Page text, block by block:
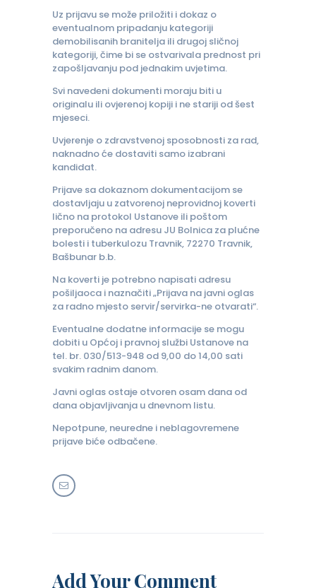
Uz prijavu se može priložiti i dokaz o
eventualnom pripadanju kategoriji
demobilisanih branitelja ili drugoj sličnoj
kategoriji, čime bi se ostvarivala prednost pri
zapošljavanju pod jednakim uvjetima.
Svi navedeni dokumenti moraju biti u
originalu ili ovjerenoj kopiji i ne stariji od šest
mjeseci.
Uvjerenje o zdravstvenoj sposobnosti za rad,
naknadno će dostaviti samo izabrani
kandidat.
Prijave sa dokaznom dokumentacijom se
dostavljaju u zatvorenoj neprovidnoj koverti
lično na protokol Ustanove ili poštom
preporučeno na adresu JU Bolnica za plućne
bolesti i tuberkulozu Travnik, 72270 Travnik,
Bašbunar b.b.
Na koverti je potrebno napisati adresu
pošiljaoca i naznačiti „Prijava na javni oglas
za radno mjesto servir/servirka-ne otvarati“.
Eventualne dodatne informacije se mogu
dobiti u Općoj i pravnoj službi Ustanove na
tel. br. 030/513-948 od 9,00 do 14,00 sati
svakim radnim danom.
Javni oglas ostaje otvoren osam dana od
dana objavljivanja u dnevnom listu.
Nepotpune, neuredne i neblagovremene
prijave biće odbačene.
Add Your Comment